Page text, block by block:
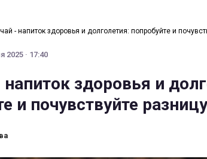
- напиток здоровья и долголетия: попробуйте и
2025 · 17:40
здоровья и
и почувствуйте